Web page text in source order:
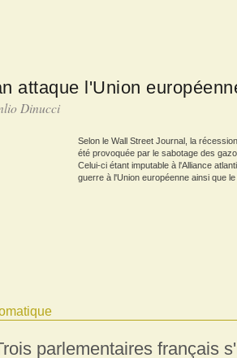
attaque l'Union
Dinucci
Selon le Wall Street Journal, la
été provoquée par le sabotage des
Celui-ci étant imputable à l'Alliance
guerre à l'Union européenne ainsi que
parlementaires français